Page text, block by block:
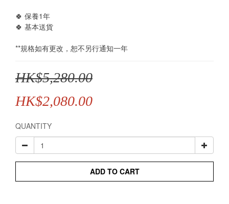
🍀 保養1年
🍀 基本送貨
**規格如有更改，恕不另行通知一年
HK$5,280.00
HK$2,080.00
QUANTITY
ADD TO CART